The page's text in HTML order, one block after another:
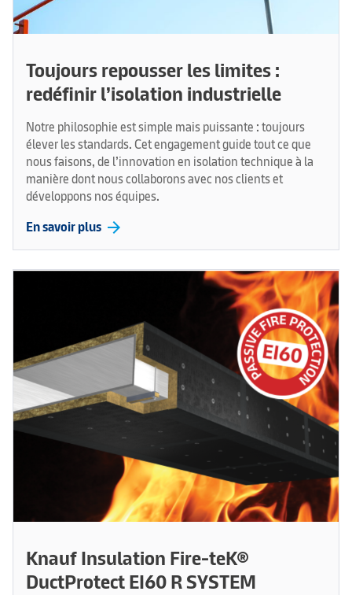
Toujours repousser les limites :
redéfinir l’isolation industrielle
Notre philosophie est simple mais puissante : toujours
élever les standards. Cet engagement guide tout ce que
nous faisons, de l’innovation en isolation technique à la
manière dont nous collaborons avec nos clients et
développons nos équipes.
En savoir plus arrow_forward
Knauf Insulation Fire-teK®
DuctProtect EI60 R SYSTEM